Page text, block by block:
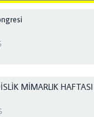
MİMARLIK HAFTASI